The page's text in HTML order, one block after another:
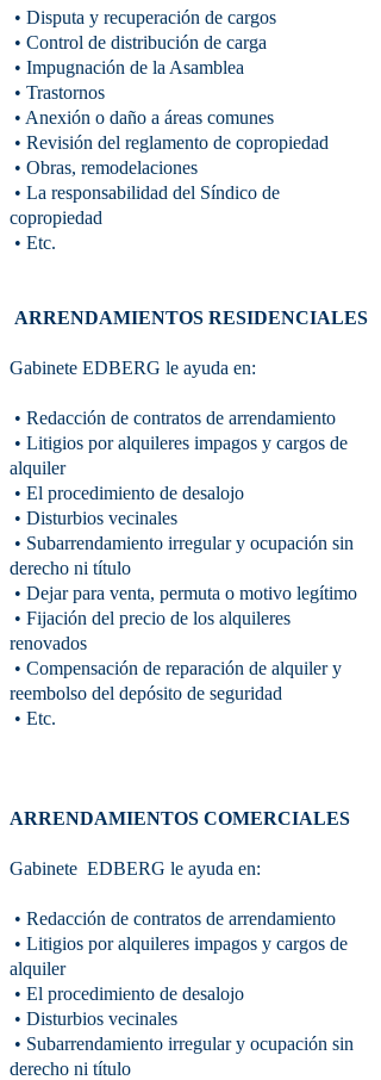
• Disputa y recuperación de cargos
• Control de distribución de carga
• Impugnación de la Asamblea
• Trastornos
• Anexión o daño a áreas comunes
• Revisión del reglamento de copropiedad
• Obras, remodelaciones
• La responsabilidad del Síndico de
copropiedad
• Etc.
ARRENDAMIENTOS RESIDENCIALES
Gabinete EDBERG le ayuda en:
• Redacción de contratos de arrendamiento
• Litigios por alquileres impagos y cargos de
alquiler
• El procedimiento de desalojo
• Disturbios vecinales
• Subarrendamiento irregular y ocupación sin
derecho ni título
• Dejar para venta, permuta o motivo legítimo
• Fijación del precio de los alquileres
renovados
• Compensación de reparación de alquiler y
reembolso del depósito de seguridad
• Etc.
ARRENDAMIENTOS COMERCIALES
Gabinete EDBERG le ayuda en:
• Redacción de contratos de arrendamiento
• Litigios por alquileres impagos y cargos de
alquiler
• El procedimiento de desalojo
• Disturbios vecinales
• Subarrendamiento irregular y ocupación sin
derecho ni título